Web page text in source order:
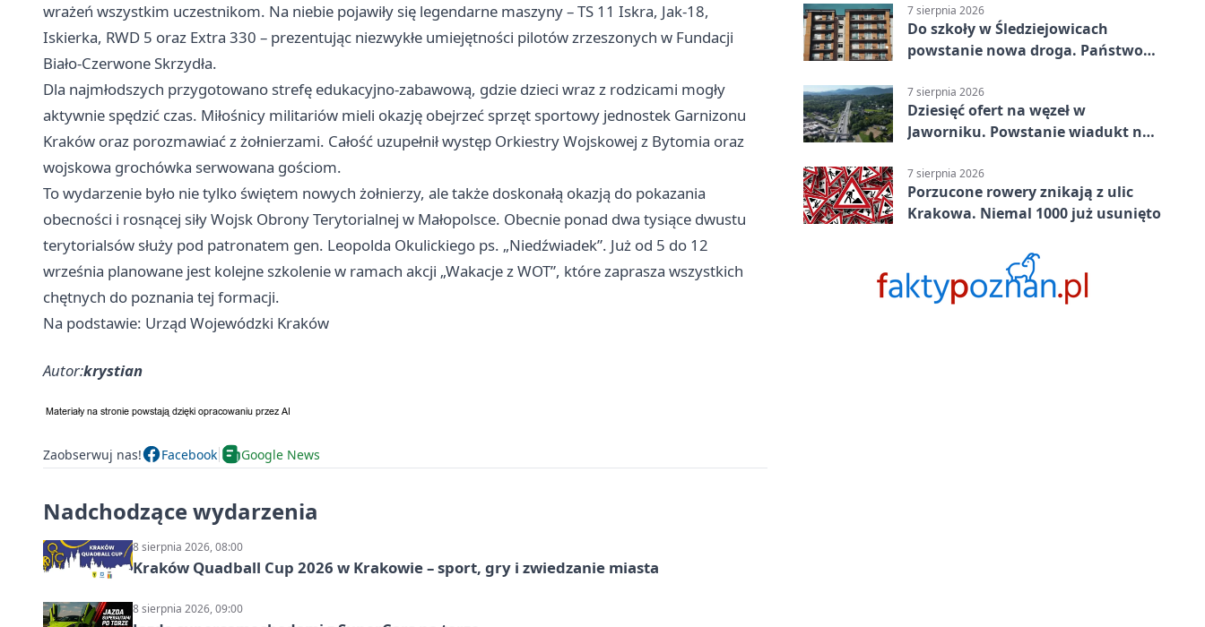
wrażeń wszystkim uczestnikom. Na niebie pojawiły się legendarne maszyny – TS 11 Iskra, Jak-18,
Iskierka, RWD 5 oraz Extra 330 – prezentując niezwykłe umiejętności pilotów zrzeszonych w Fundacji
Biało-Czerwone Skrzydła.
Dla najmłodszych przygotowano strefę edukacyjno-zabawową, gdzie dzieci wraz z rodzicami mogły
aktywnie spędzić czas. Miłośnicy militariów mieli okazję obejrzeć sprzęt sportowy jednostek Garnizonu
Kraków oraz porozmawiać z żołnierzami. Całość uzupełnił występ Orkiestry Wojskowej z Bytomia oraz
wojskowa grochówka serwowana gościom.
To wydarzenie było nie tylko świętem nowych żołnierzy, ale także doskonałą okazją do pokazania
obecności i rosnącej siły Wojsk Obrony Terytorialnej w Małopolsce. Obecnie ponad dwa tysiące dwustu
terytorialsów służy pod patronatem gen. Leopolda Okulickiego ps. „Niedźwiadek”. Już od 5 do 12
września planowane jest kolejne szkolenie w ramach akcji „Wakacje z WOT”, które zaprasza wszystkich
chętnych do poznania tej formacji.
Na podstawie: Urząd Wojewódzki Kraków
Autor:krystian
Zaobserwuj nas! Facebook Google News
Nadchodzące wydarzenia
8 sierpnia 2026, 08:00
Kraków Quadball Cup 2026 w Krakowie – sport, gry i zwiedzanie miasta
8 sierpnia 2026, 09:00
7 sierpnia 2026
Do szkoły w Śledziejowicach
powstanie nowa droga. Państwo
7 sierpnia 2026
Dziesięć ofert na węzeł w
Jaworniku. Powstanie wiadukt nad
7 sierpnia 2026
Porzucone rowery znikają z ulic
Krakowa. Niemal 1000 już usunięto